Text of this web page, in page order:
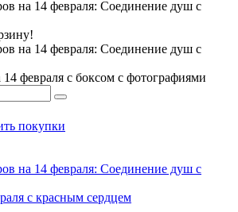
февраля с боксом с фотографиями
покупки
с красным сердцем